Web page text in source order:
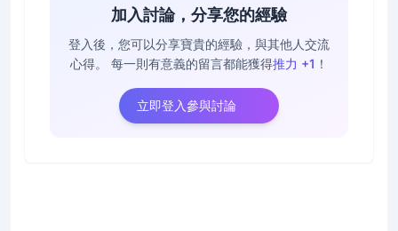
加入討論，分享您的經驗
登入後，您可以分享寶貴的經驗，與其他人交流
心得。
每一則有意義的留言都能獲得推力 +1 ！
立即登入參與討論